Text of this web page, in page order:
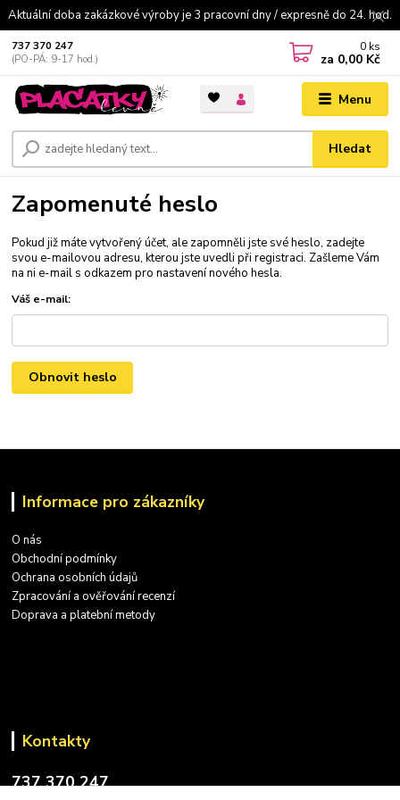
Aktuální doba zakázkové výroby je 3 pracovní dny / expresně do 24. hod.
Menu
Hledat
737 370 247
(PO-PÁ: 9-17 hod.)
0 ks
za 0,00 Kč
Zapomenuté heslo
Pokud již máte vytvořený účet, ale zapomněli jste své heslo, zadejte
svou e-mailovou adresu, kterou jste uvedli při registraci. Zašleme Vám
na ni e-mail s odkazem pro nastavení nového hesla.
Váš e-mail:
Obnovit heslo
Informace pro zákazníky
O nás
Obchodní podmínky
Ochrana osobních údajů
Zpracování a ověřování recenzí
Doprava a platební metody
Kontakty
737 370 247